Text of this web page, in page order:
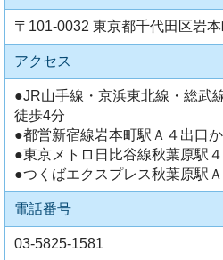
〒101-0032 東京都千代田区岩
アクセス
●JR山手線・京浜東北線・総武
徒歩4分
●都営新宿線岩本町駅Ａ４出口
●東京メトロ日比谷線秋葉原駅
●つくばエクスプレス秋葉原駅
電話番号
03-5825-1581